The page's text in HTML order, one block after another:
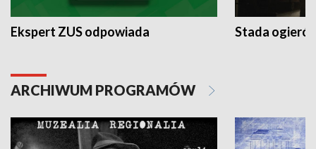
Ekspert ZUS odpowiada Stada
ARCHIWUM PROGRAMÓW